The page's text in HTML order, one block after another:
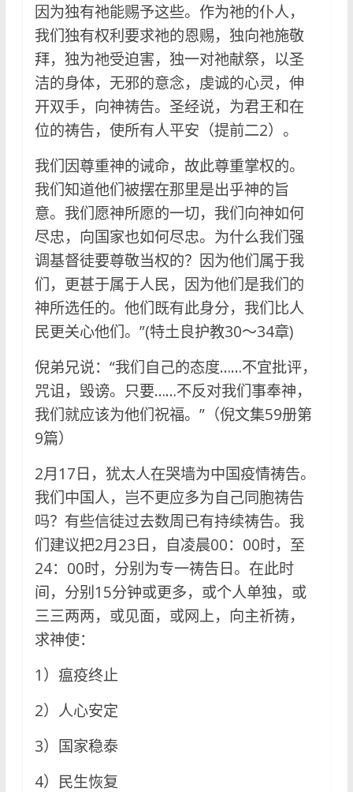
因为独有祂能赐予这些。作为祂的仆人，
我们独有权利要求祂的恩赐，独向祂施敬
拜，独为祂受迫害，独一对祂献祭，以圣
洁的身体，无邪的意念，虔诚的心灵，伸
开双手，向神祷告。圣经说，为君王和在
位的祷告，使所有人平安（提前二2）。
我们因尊重神的诫命，故此尊重掌权的。
我们知道他们被摆在那里是出乎神的旨
意。我们愿神所愿的一切，我们向神如何
尽忠，向国家也如何尽忠。为什么我们强
调基督徒要尊敬当权的？因为他们属于我
们，更甚于属于人民，因为他们是我们的
神所选任的。他们既有此身分，我们比人
民更关心他们。”(特土良护教30～34章)
倪弟兄说：“我们自己的态度……不宜批评，
咒诅，毁谤。只要……不反对我们事奉神，
我们就应该为他们祝福。”（倪文集59册第
9篇）
2月17日，犹太人在哭墙为中国疫情祷告。
我们中国人，岂不更应多为自己同胞祷告
吗？有些信徒过去数周已有持续祷告。我
们建议把2月23日，自凌晨00：00时，至
24：00时，分别为专一祷告日。在此时
间，分别15分钟或更多，或个人单独，或
三三两两，或见面，或网上，向主祈祷，
求神使：
1）瘟疫终止
2）人心安定
3）国家稳泰
4）民生恢复